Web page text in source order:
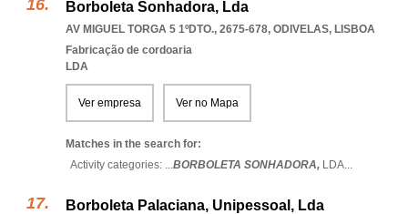
Borboleta Sonhadora, Lda
AV MIGUEL TORGA 5 1ºDTO., 2675-678, ODIVELAS, LISBOA
Fabricação de cordoaria
LDA
Ver empresa Ver no Mapa
Matches in the search for:
Activity categories: ...BORBOLETA SONHADORA, LDA...
Borboleta Palaciana, Unipessoal, Lda